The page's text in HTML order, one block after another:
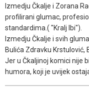
Izmedju Čkalje i Zorana
profilirani glumac,
standardima.( "Kralj Ibi").
Izmedju Čkalje i svih
Bulića Zdravku Krstulović,
Jer u Čkaljinoj komici nije
humora, koji je uvijek